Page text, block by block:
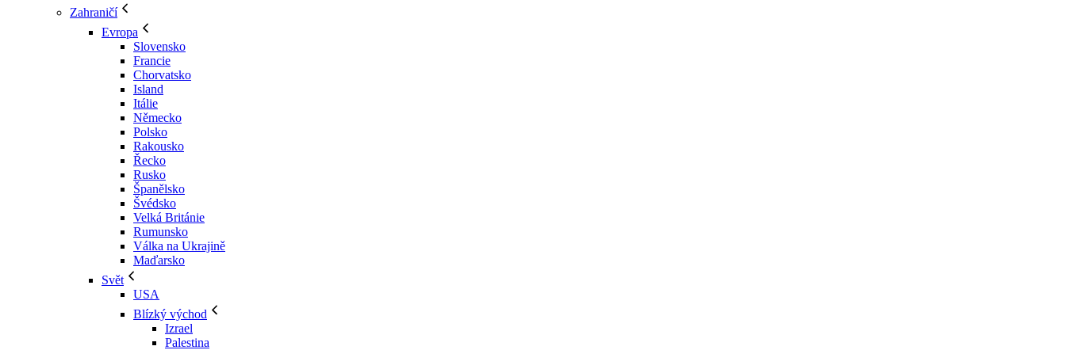
Zahraničí
Evropa
Slovensko
Francie
Chorvatsko
Island
Itálie
Německo
Polsko
Rakousko
Řecko
Rusko
Španělsko
Švédsko
Velká Británie
Rumunsko
Válka na Ukrajině
Maďarsko
Svět
USA
Blízký východ
Izrael
Palestina